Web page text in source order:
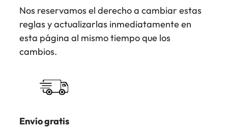
Nos reservamos el derecho a cambiar estas
reglas y actualizarlas inmediatamente en
esta página al mismo tiempo que los
cambios.
Envío gratis